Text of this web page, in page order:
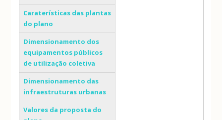
Caraterísticas das plantas
do plano
Dimensionamento dos
equipamentos públicos
de utilização coletiva
Dimensionamento das
infraestruturas urbanas
Valores da proposta do